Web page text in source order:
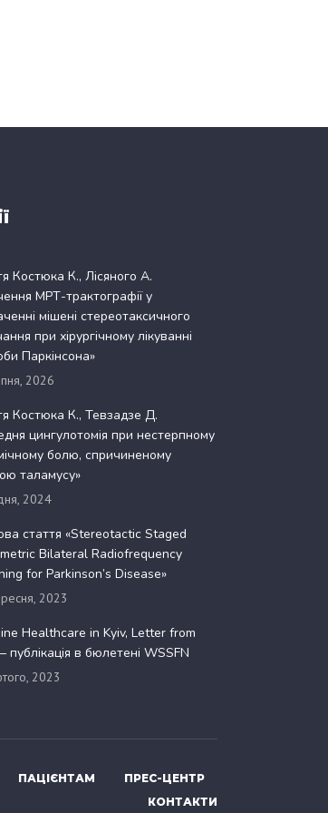
Костюка К., Лісяного А.
МРТ-трактографії у
мішені стереотаксичного
при хірургічному лікуванні
Паркінсона»
2026
Костюка К., Тевзадзе Д.
цингулотомія при нестерпному
болю, спричиненому
таламусу»
2024
стаття «Stereotactic Staged
Bilateral Radiofrequency
for Parkinson’s Disease»
2023
Healthcare in Kyiv, Letter from
публікація в бюлетені WSSFN
2023
ПАЦІЄНТАМ
ПРЕС-ЦЕНТР
КОНТАКТИ